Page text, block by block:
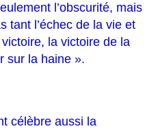
l’obscurité, mais
tant l’échec de la vie et
la victoire de la
sur la haine ».
célèbre aussi la